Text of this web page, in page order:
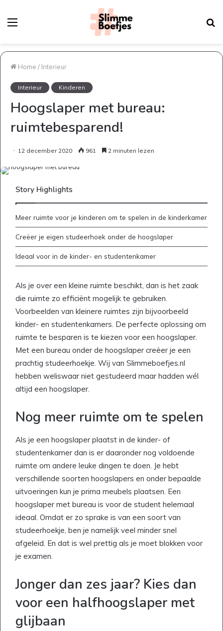
Menu
Home / Interieur
Interieur Kinderen
Hoogslaper met bureau:
ruimtebesparend!
12 december 2020 961 2 minuten lezen
Story Highlights
Meer ruimte voor je kinderen om te spelen in de kinderkamer
Creëer je eigen studeerhoek onder de hoogslaper
Ideaal voor in de kinder- en studentenkamer
Als je over een kleine ruimte beschikt, dan is het zaak
die ruimte zo efficiënt mogelijk te gebruiken.
Voorbeelden van kleinere ruimtes zijn bijvoorbeeld
kinder- en studentenkamers. De perfecte oplossing om
ruimte te besparen is te kiezen voor een hoogslaper.
Met een bureau onder de hoogslaper creëer je een
prachtig studeerhoekje. Wij van Slimmeboefjes.nl
hebben weliswaar niet gestudeerd maar hadden wél
altijd een hoogslaper.
Nog meer ruimte om te spelen
Als je een hoogslaper plaatst in de kinder- of
studentenkamer dan is er daaronder nog voldoende
ruimte om andere leuke dingen te doen. Je hebt
verschillende soorten hoogslapers en onder bepaalde
uitvoeringen kun je prima meubels plaatsen. Een
hoogslaper met bureau is voor de student helemaal
ideaal. Omdat er zo sprake is van een soort van
studeerhoekje, ben je namelijk veel minder snel
afgeleid. En dat is wel prettig als je moet blokken voor
je examen.
Jonger dan zes jaar? Kies dan
voor een halfhoogslaper met
glijbaan